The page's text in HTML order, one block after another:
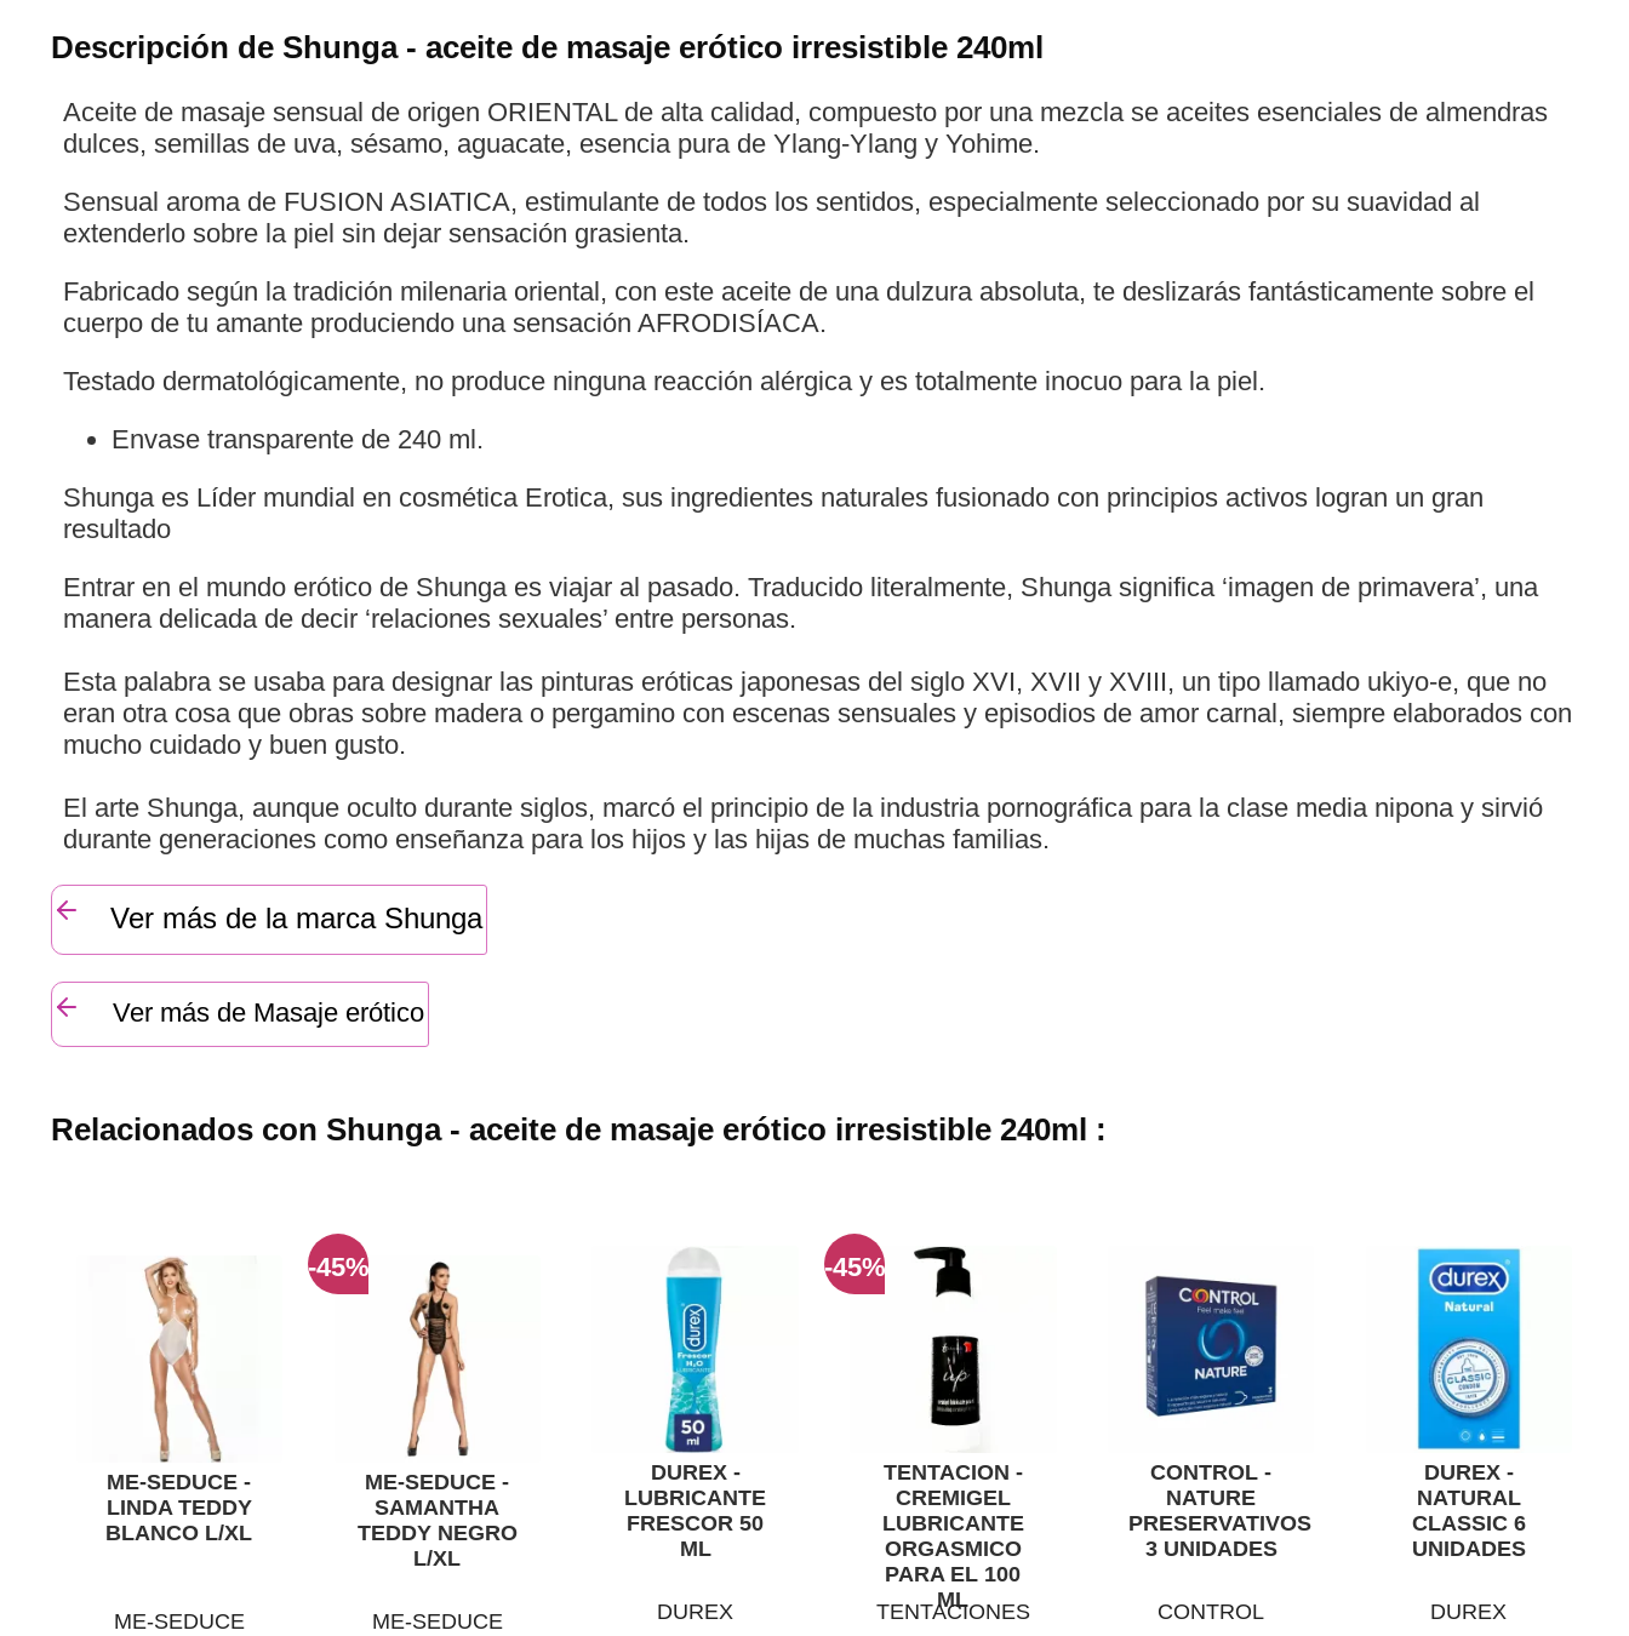
Descripción de Shunga - aceite de masaje erótico irresistible 240ml
Aceite de masaje sensual de origen ORIENTAL de alta calidad, compuesto por una mezcla se aceites esenciales de almendras
dulces, semillas de uva, sésamo, aguacate, esencia pura de Ylang-Ylang y Yohime.
Sensual aroma de FUSION ASIATICA, estimulante de todos los sentidos, especialmente seleccionado por su suavidad al
extenderlo sobre la piel sin dejar sensación grasienta.
Fabricado según la tradición milenaria oriental, con este aceite de una dulzura absoluta, te deslizarás fantásticamente sobre el
cuerpo de tu amante produciendo una sensación AFRODISÍACA.
Testado dermatológicamente, no produce ninguna reacción alérgica y es totalmente inocuo para la piel.
Envase transparente de 240 ml.
Shunga es Líder mundial en cosmética Erotica, sus ingredientes naturales fusionado con principios activos logran un gran
resultado
Entrar en el mundo erótico de Shunga es viajar al pasado. Traducido literalmente, Shunga significa ‘imagen de primavera’, una
manera delicada de decir ‘relaciones sexuales’ entre personas.
Esta palabra se usaba para designar las pinturas eróticas japonesas del siglo XVI, XVII y XVIII, un tipo llamado ukiyo-e, que no
eran otra cosa que obras sobre madera o pergamino con escenas sensuales y episodios de amor carnal, siempre elaborados con
mucho cuidado y buen gusto.
El arte Shunga, aunque oculto durante siglos, marcó el principio de la industria pornográfica para la clase media nipona y sirvió
durante generaciones como enseñanza para los hijos y las hijas de muchas familias.
Ver más de la marca Shunga
Ver más de Masaje erótico
Relacionados con Shunga - aceite de masaje erótico irresistible 240ml :
ME-SEDUCE -
LINDA TEDDY
BLANCO L/XL
ME-SEDUCE
ME-SEDUCE -
SAMANTHA
TEDDY NEGRO
L/XL
ME-SEDUCE
-45%
DUREX -
LUBRICANTE
FRESCOR 50
ML
DUREX
TENTACION -
CREMIGEL
LUBRICANTE
ORGASMICO
PARA EL 100
ML
TENTACIONES
-45%
CONTROL -
NATURE
PRESERVATIVOS
3 UNIDADES
CONTROL
DUREX -
NATURAL
CLASSIC 6
UNIDADES
DUREX